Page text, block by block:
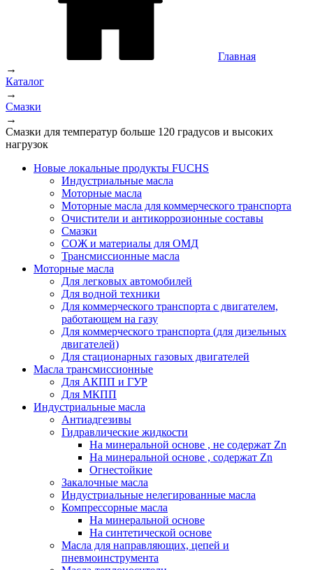
Главная
→
Каталог
→
Смазки
→
Смазки для температур больше 120 градусов и высоких
нагрузок
Новые локальные продукты FUCHS
Индустриальные масла
Моторные масла
Моторные масла для коммерческого транспорта
Очистители и антикоррозионные составы
Смазки
СОЖ и материалы для ОМД
Трансмиссионные масла
Моторные масла
Для легковых автомобилей
Для водной техники
Для коммерческого транспорта с двигателем,
работающем на газу
Для коммерческого транспорта (для дизельных
двигателей)
Для стационарных газовых двигателей
Масла трансмиссионные
Для АКПП и ГУР
Для МКПП
Индустриальные масла
Антиадгезивы
Гидравлические жидкости
На минеральной основе , не содержат Zn
На минеральной основе , содержат Zn
Огнестойкие
Закалочные масла
Индустриальные нелегированные масла
Компрессорные масла
На минеральной основе
На синтетической основе
Масла для направляющих, цепей и
пневмоинструмента